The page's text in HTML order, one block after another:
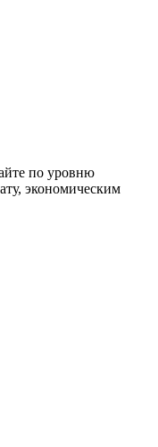
по уровню
экономическим